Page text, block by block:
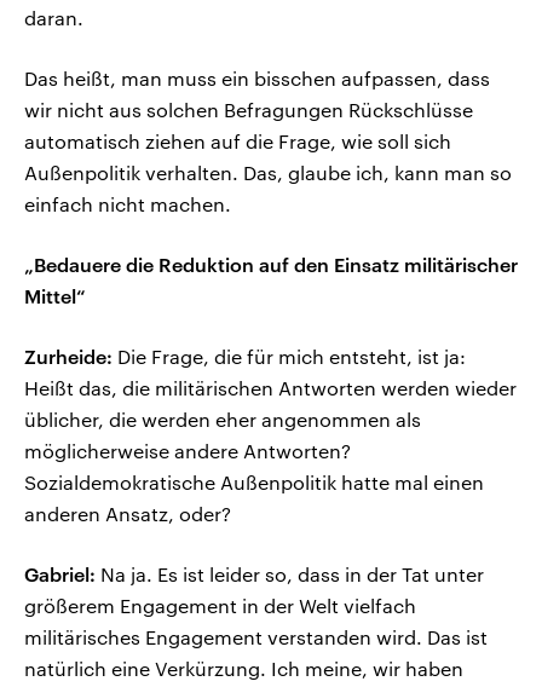
daran.
Das heißt, man muss ein bisschen aufpassen, dass
wir nicht aus solchen Befragungen Rückschlüsse
automatisch ziehen auf die Frage, wie soll sich
Außenpolitik verhalten. Das, glaube ich, kann man so
einfach nicht machen.
„Bedauere die Reduktion auf den Einsatz militärischer
Mittel“
Zurheide: Die Frage, die für mich entsteht, ist ja:
Heißt das, die militärischen Antworten werden wieder
üblicher, die werden eher angenommen als
möglicherweise andere Antworten?
Sozialdemokratische Außenpolitik hatte mal einen
anderen Ansatz, oder?
Gabriel: Na ja. Es ist leider so, dass in der Tat unter
größerem Engagement in der Welt vielfach
militärisches Engagement verstanden wird. Das ist
natürlich eine Verkürzung. Ich meine, wir haben